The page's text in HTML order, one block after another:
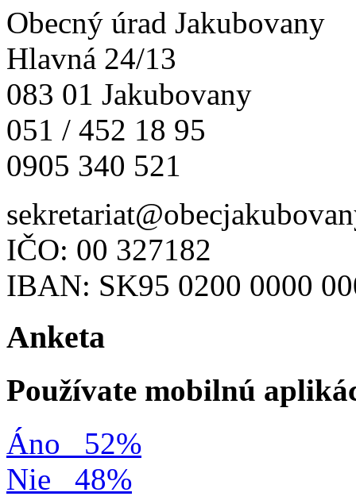
Obecný úrad Jakubovany
Hlavná 24/13
083 01 Jakubovany
051 / 452 18 95
0905 340 521
IČO: 00 327182
IBAN: SK95 0200 0000
Anketa
Používate mobilnú
Áno
52%
Nie
48%